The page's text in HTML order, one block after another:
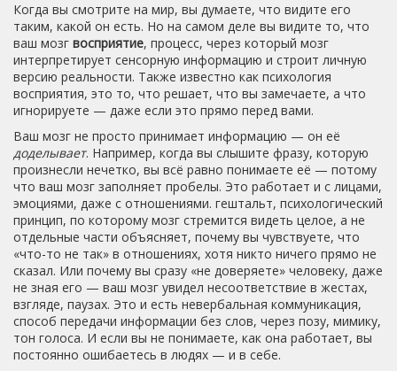
Когда вы смотрите на мир, вы думаете, что видите его
таким, какой он есть. Но на самом деле вы видите то, что
ваш мозг восприятие, процесс, через который мозг
интерпретирует сенсорную информацию и строит личную
версию реальности. Также известно как психология
восприятия, это то, что решает, что вы замечаете, а что
игнорируете — даже если это прямо перед вами.
Ваш мозг не просто принимает информацию — он её
доделывает. Например, когда вы слышите фразу, которую
произнесли нечетко, вы всё равно понимаете её — потому
что ваш мозг заполняет пробелы. Это работает и с лицами,
эмоциями, даже с отношениями. гештальт, психологический
принцип, по которому мозг стремится видеть целое, а не
отдельные части объясняет, почему вы чувствуете, что
«что-то не так» в отношениях, хотя никто ничего прямо не
сказал. Или почему вы сразу «не доверяете» человеку, даже
не зная его — ваш мозг увидел несоответствие в жестах,
взгляде, паузах. Это и есть невербальная коммуникация,
способ передачи информации без слов, через позу, мимику,
тон голоса. И если вы не понимаете, как она работает, вы
постоянно ошибаетесь в людях — и в себе.